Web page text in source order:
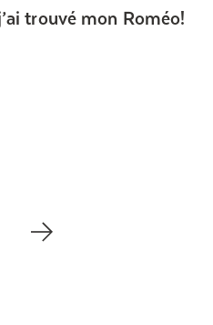
trouvé mon Roméo!